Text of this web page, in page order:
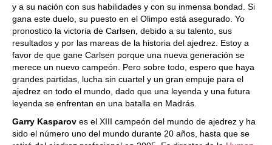
y a su nación con sus habilidades y con su inmensa bondad. Si
gana este duelo, su puesto en el Olimpo está asegurado. Yo
pronostico la victoria de Carlsen, debido a su talento, sus
resultados y por las mareas de la historia del ajedrez. Estoy a
favor de que gane Carlsen porque una nueva generación se
merece un nuevo campeón. Pero sobre todo, espero que haya
grandes partidas, lucha sin cuartel y un gran empuje para el
ajedrez en todo el mundo, dado que una leyenda y una futura
leyenda se enfrentan en una batalla en Madrás.
Garry Kasparov es el XIII campeón del mundo de ajedrez y ha
sido el número uno del mundo durante 20 años, hasta que se